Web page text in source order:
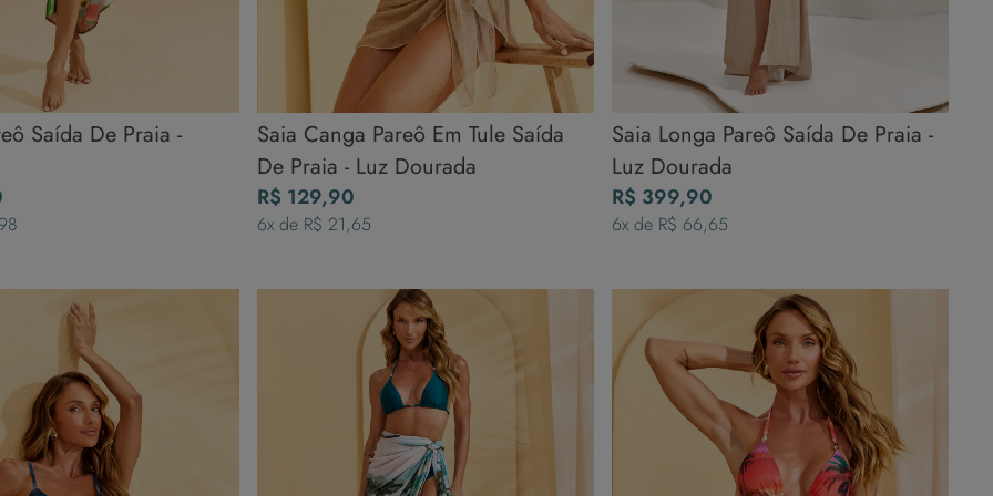
Saída De Praia -
Saia Canga Pareô Em Tule Saída
De Praia - Luz Dourada
R$ 129,90
6x de R$ 21,65
Saia Longa Pareô Saída De Praia -
Luz Dourada
R$ 399,90
6x de R$ 66,65